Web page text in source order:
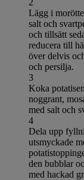
Lägg i
salt och
och tillsätt
reducera till
över delvis
och persilja.
3
Koka
noggrant,
med salt och
4
Dela upp
utsmyckade
den bubblar
med hackad